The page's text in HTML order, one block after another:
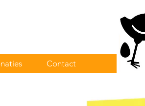
Contact